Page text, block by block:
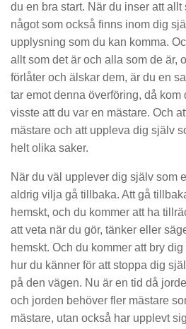
du en bra start. När du inser att
något som också finns inom dig
upplysning som du kan komma.
allt som det är och alla som de är,
förlåter och älskar dem, är du en
tar emot denna överföring, då kom
visste att du var en mästare. Och
mästare och att uppleva dig själv
helt olika saker.
När du väl upplever dig själv som
aldrig vilja gå tillbaka. Att gå
hemskt, och du kommer att ha
att veta när du gör, tänker eller
hemskt. Och du kommer att bry
hur du känner för att stoppa dig
på den vägen. Nu är en tid då
och jorden behöver fler mästare
mästare, utan också har upplevt